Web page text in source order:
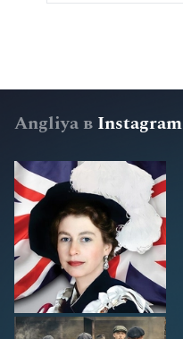
Angliya в Instagram